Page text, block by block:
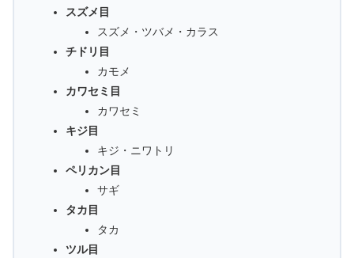
スズメ目
スズメ・ツバメ・カラス
チドリ目
カモメ
カワセミ目
カワセミ
キジ目
キジ・ニワトリ
ペリカン目
サギ
タカ目
タカ
ツル目